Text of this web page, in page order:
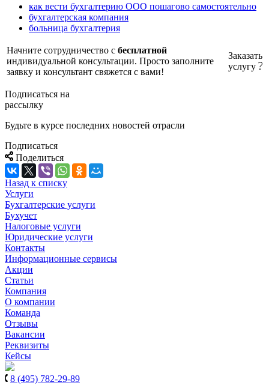
как вести бухгалтерию ООО пошагово самостоятельно
бухгалтерская компания
больница бухгалтерия
Начните сотрудничество с бесплатной
индивидуальной консультации. Просто заполните
заявку и консультант свяжется с вами!
Заказать
услугу
Подписаться на
рассылку
Будьте в курсе последних новостей отрасли
Подписаться
Поделиться
Назад к списку
Услуги
Бухгалтерские услуги
Бухучет
Налоговые услуги
Юридические услуги
Контакты
Информационные сервисы
Акции
Статьи
Компания
О компании
Команда
Отзывы
Вакансии
Реквизиты
Кейсы
8 (495) 782-29-89